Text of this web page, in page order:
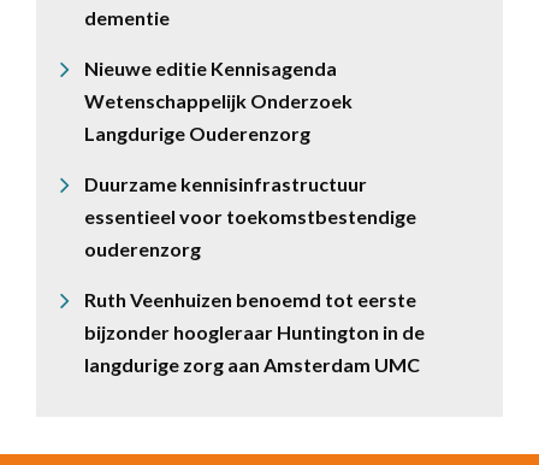
dementie
Nieuwe editie Kennisagenda
Wetenschappelijk Onderzoek
Langdurige Ouderenzorg
Duurzame kennisinfrastructuur
essentieel voor toekomstbestendige
ouderenzorg
Ruth Veenhuizen benoemd tot eerste
bijzonder hoogleraar Huntington in de
langdurige zorg aan Amsterdam UMC